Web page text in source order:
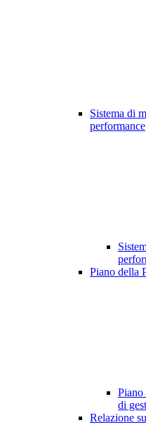
Sistema di
performance
Piano della
Piano
di
Relazione